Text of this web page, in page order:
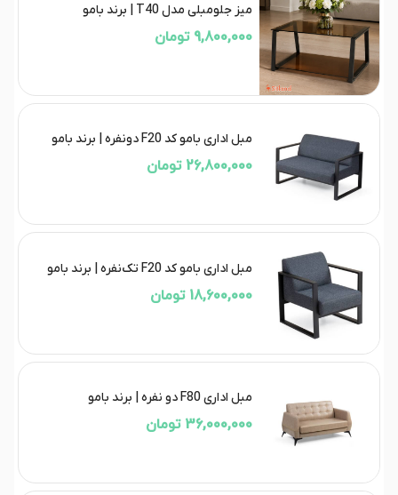
میز جلومبلی مدل T40 | برند بامو
9,800,000 تومان
مبل اداری بامو کد F20 دونفره | برند بامو
26,800,000 تومان
مبل اداری بامو کد F20 تک‌نفره | برند بامو
18,600,000 تومان
مبل اداری F80 دو نفره | برند بامو
36,000,000 تومان